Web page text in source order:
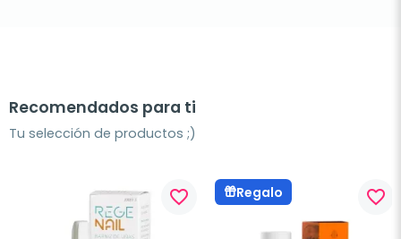
Recomendados para ti
Tu selección de productos ;)
favorite_border Regalo favorite_border